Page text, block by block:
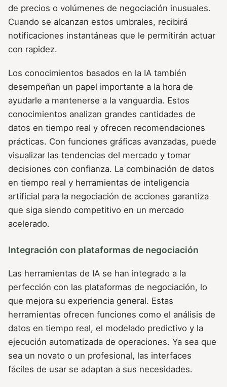
de precios o volúmenes de negociación inusuales.
Cuando se alcanzan estos umbrales, recibirá
notificaciones instantáneas que le permitirán actuar
con rapidez.
Los conocimientos basados en la IA también
desempeñan un papel importante a la hora de
ayudarle a mantenerse a la vanguardia. Estos
conocimientos analizan grandes cantidades de
datos en tiempo real y ofrecen recomendaciones
prácticas. Con funciones gráficas avanzadas, puede
visualizar las tendencias del mercado y tomar
decisiones con confianza. La combinación de datos
en tiempo real y herramientas de inteligencia
artificial para la negociación de acciones garantiza
que siga siendo competitivo en un mercado
acelerado.
Integración con plataformas de negociación
Las herramientas de IA se han integrado a la
perfección con las plataformas de negociación, lo
que mejora su experiencia general. Estas
herramientas ofrecen funciones como el análisis de
datos en tiempo real, el modelado predictivo y la
ejecución automatizada de operaciones. Ya sea que
sea un novato o un profesional, las interfaces
fáciles de usar se adaptan a sus necesidades.